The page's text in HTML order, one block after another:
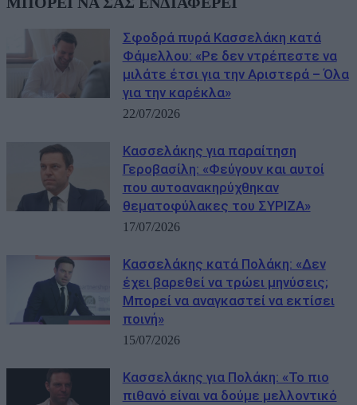
Σφοδρά πυρά Κασσελάκη κατά
Φάμελλου: «Ρε δεν ντρέπεστε να
μιλάτε έτσι για την Αριστερά – Όλα
για την καρέκλα»
22/07/2026
Κασσελάκης για παραίτηση
Γεροβασίλη: «Φεύγουν και αυτοί
που αυτοανακηρύχθηκαν
θεματοφύλακες του ΣΥΡΙΖΑ»
17/07/2026
Κασσελάκης κατά Πολάκη: «Δεν
έχει βαρεθεί να τρώει μηνύσεις;
Μπορεί να αναγκαστεί να εκτίσει
ποινή»
15/07/2026
Κασσελάκης για Πολάκη: «Το πιο
πιθανό είναι να δούμε μελλοντικό